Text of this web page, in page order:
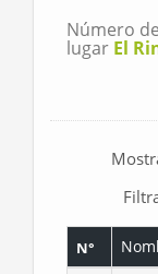
Número de
lugar El
N°